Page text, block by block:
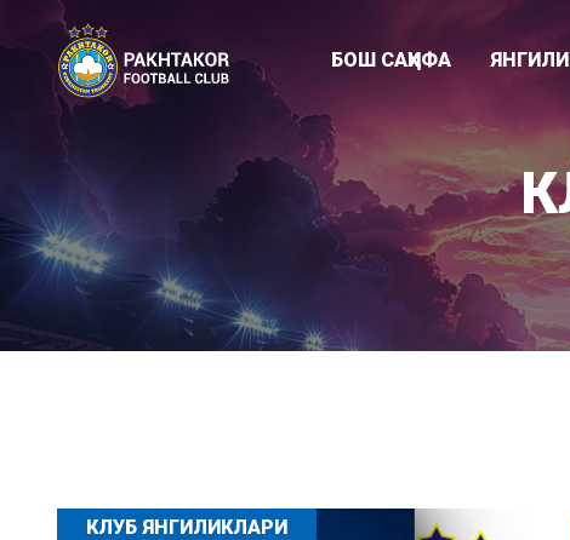
БОШ САҲИФА
Клуб янгиликлари
"ПАХТАКОР-79"
Академия
КЛУБ ЯНГИЛИКЛАРИ